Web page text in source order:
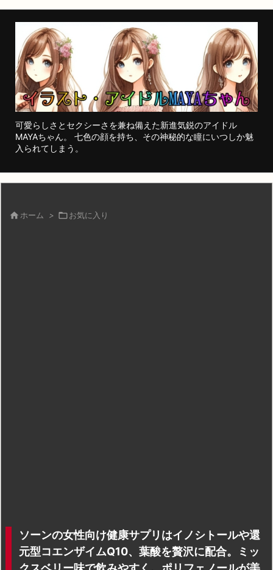
可愛らしさとセクシーさを兼ね備えた新進気鋭のアイドル
MAYAちゃん。 七色の顔を持ち、その神秘的な瞳にいつしか魅
入られてしまう。
 ホーム > お気に入り
ソーンの女性向け健康サプリはイノシトールや還
元型コエンザイムQ10、葉酸を贅沢に配合。ミッ